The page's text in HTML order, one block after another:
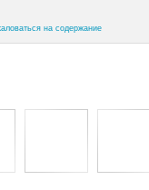
на содержание